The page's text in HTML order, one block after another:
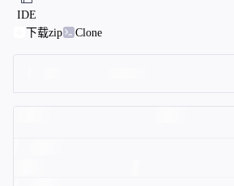
IDE
下载zip
Clone